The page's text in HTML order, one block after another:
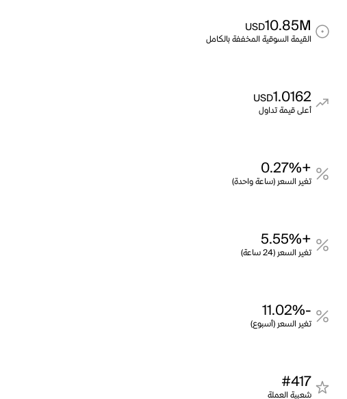
10.85M
USD
القيمة السوقية المخففة بالكامل
1.0162
USD
أعلى قيمة تداول
+0.27%
تغير السعر (ساعة واحدة)
+5.55%
تغير السعر (24 ساعة)
-11.02%
تغير السعر (أسبوع)
#417
شعبية العملة